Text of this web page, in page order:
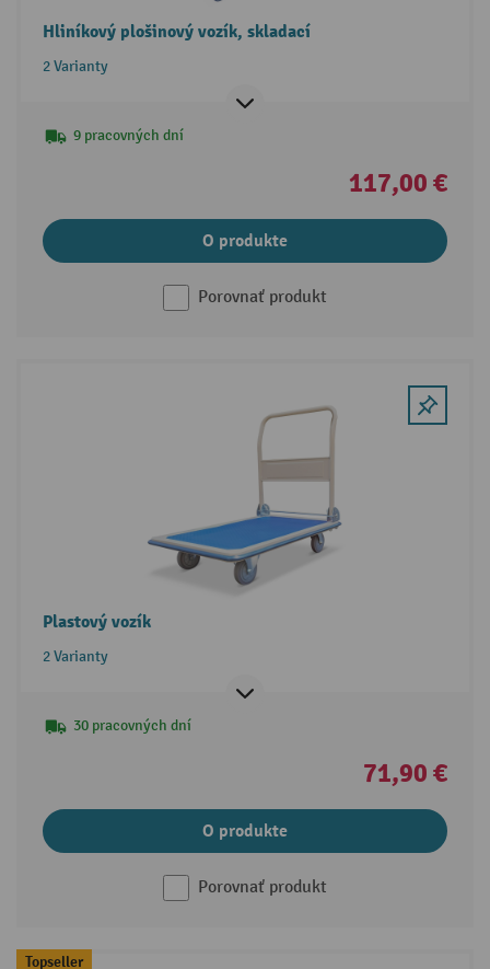
Hliníkový plošinový vozík, skladací
2 Varianty
9 pracovných dní
117,00 €
O produkte
Porovnať produkt
Plastový vozík
2 Varianty
30 pracovných dní
71,90 €
O produkte
Porovnať produkt
Topseller